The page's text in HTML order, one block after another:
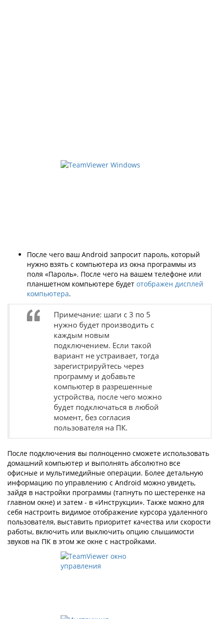
После чего ваш Android запросит пароль, который
нужно взять с компьютера из окна программы из
поля «Пароль». После чего на вашем телефоне или
планшетном компьютере будет отображен дисплей
компьютера.
Примечание: шаги с 3 по 5
нужно будет производить с
каждым новым
подключением. Если такой
вариант не устраивает, тогда
зарегистрируйтесь через
программу и добавьте
компьютер в разрешенные
устройства, после чего можно
будет подключаться в любой
момент, без согласия
пользователя на ПК.
После подключения вы полноценно сможете использовать
домашний компьютер и выполнять абсолютно все
офисные и мультимедийные операции. Более детальную
информацию по управлению с Android можно увидеть,
зайдя в настройки программы (тапнуть по шестеренке на
главном окне) и затем - в «Инструкции». Также можно для
себя настроить видимое отображение курсора удаленного
пользователя, выставить приоритет качества или скорости
работы, включить или выключить опцию слышимости
звуков на ПК в этом же окне с настройками.